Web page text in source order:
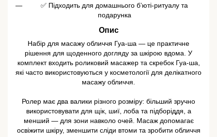
✅ Підходить для домашнього б’юті-ритуалу та
подарунка
Опис
Набір для масажу обличчя Гуа-ша — це практичне
рішення для щоденного догляду за шкірою вдома. У
комплект входить роликовий масажер та скребок Гуа-ша,
які часто використовуються у косметології для делікатного
масажу обличчя.
Ролер має два валики різного розміру: більший зручно
використовувати для щік, шиї, лоба та підборіддя, а
менший — для зони навколо очей. Масаж допомагає
освіжити шкіру, зменшити сліди втоми та зробити обличчя